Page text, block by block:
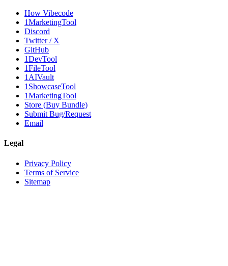
How Vibecode
1MarketingTool
Discord
Twitter / X
GitHub
1DevTool
1FileTool
1AIVault
1ShowcaseTool
1MarketingTool
Store (Buy Bundle)
Submit Bug/Request
Email
Legal
Privacy Policy
Terms of Service
Sitemap